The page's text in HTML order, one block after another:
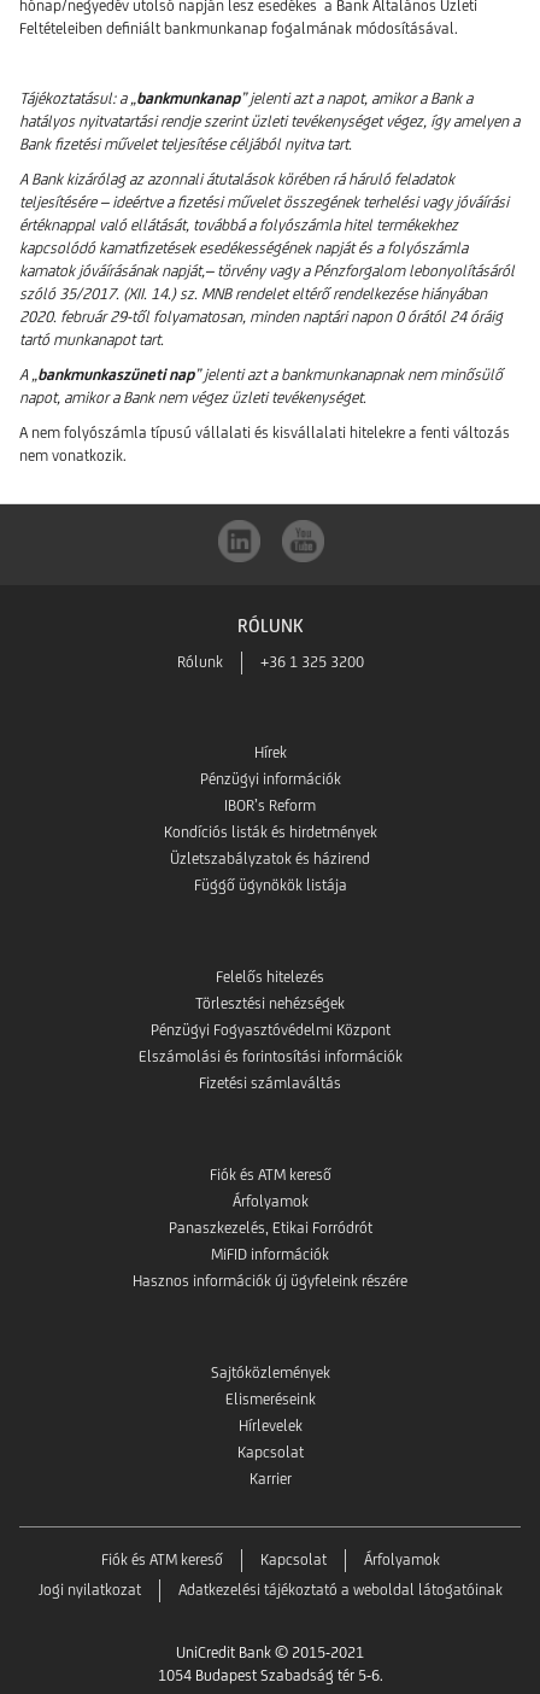
hónap/negyedév utolsó napján lesz esedékes a Bank Általános Üzleti
Feltételeiben definiált bankmunkanap fogalmának módosításával.
Tájékoztatásul: a „bankmunkanap” jelenti azt a napot, amikor a Bank a
hatályos nyitvatartási rendje szerint üzleti tevékenységet végez, így amelyen a
Bank fizetési művelet teljesítése céljából nyitva tart.
A Bank kizárólag az azonnali átutalások körében rá háruló feladatok
teljesítésére – ideértve a fizetési művelet összegének terhelési vagy jóváírási
értéknappal való ellátását, továbbá a folyószámla hitel termékekhez
kapcsolódó kamatfizetések esedékességének napját és a folyószámla
kamatok jóváírásának napját,– törvény vagy a Pénzforgalom lebonyolításáról
szóló 35/2017. (XII. 14.) sz. MNB rendelet eltérő rendelkezése hiányában
2020. február 29-től folyamatosan, minden naptári napon 0 órától 24 óráig
tartó munkanapot tart.
A „bankmunkaszüneti nap” jelenti azt a bankmunkanapnak nem minősülő
napot, amikor a Bank nem végez üzleti tevékenységet.
A nem folyószámla típusú vállalati és kisvállalati hitelekre a fenti változás
nem vonatkozik.
RÓLUNK
Rólunk +36 1 325 3200
Hírek
Pénzügyi információk
IBOR’s Reform
Kondíciós listák és hirdetmények
Üzletszabályzatok és házirend
Függő ügynökök listája
Felelős hitelezés
Törlesztési nehézségek
Pénzügyi Fogyasztóvédelmi Központ
Elszámolási és forintosítási információk
Fizetési számlaváltás
Fiók és ATM kereső
Árfolyamok
Panaszkezelés, Etikai Forródrót
MiFID információk
Hasznos információk új ügyfeleink részére
Sajtóközlemények
Elismeréseink
Hírlevelek
Kapcsolat
Karrier
Fiók és ATM kereső Kapcsolat
Árfolyamok
Jogi nyilatkozat
Adatkezelési tájékoztató a weboldal látogatóinak
UniCredit Bank © 2015-2021
1054 Budapest Szabadság tér 5-6.